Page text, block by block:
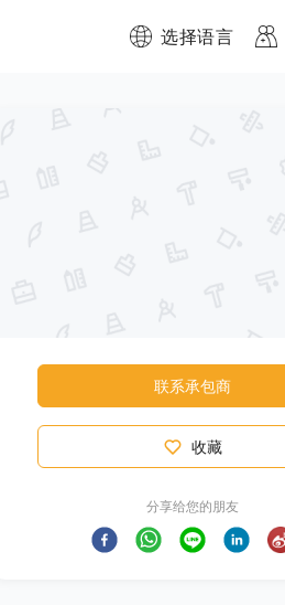
选择语言
联系承包商
收藏
分享给您的朋友